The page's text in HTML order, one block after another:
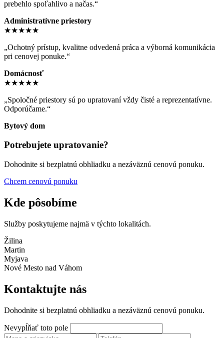
prebehlo spoľahlivo a načas.“
Administratívne priestory
★★★★★
„Ochotný prístup, kvalitne odvedená práca a výborná komunikácia
pri cenovej ponuke.“
Domácnosť
★★★★★
„Spoločné priestory sú po upratovaní vždy čisté a reprezentatívne.
Odporúčame.“
Bytový dom
Potrebujete upratovanie?
Dohodnite si bezplatnú obhliadku a nezáväznú cenovú ponuku.
Chcem cenovú ponuku
Kde pôsobíme
Služby poskytujeme najmä v týchto lokalitách.
Žilina
Martin
Myjava
Nové Mesto nad Váhom
Kontaktujte nás
Dohodnite si bezplatnú obhliadku a nezáväznú cenovú ponuku.
Nevypĺňať toto pole